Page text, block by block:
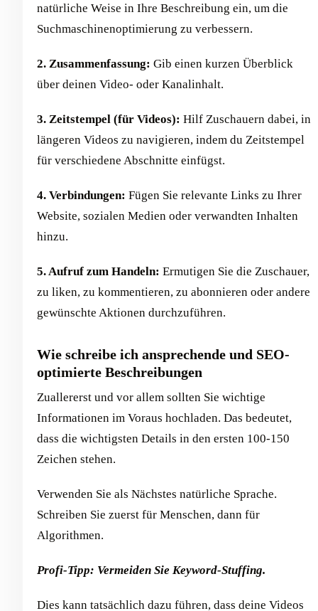
natürliche Weise in Ihre Beschreibung ein, um die
Suchmaschinenoptimierung zu verbessern.
2. Zusammenfassung: Gib einen kurzen Überblick
über deinen Video- oder Kanalinhalt.
3. Zeitstempel (für Videos): Hilf Zuschauern dabei, in
längeren Videos zu navigieren, indem du Zeitstempel
für verschiedene Abschnitte einfügst.
4. Verbindungen: Fügen Sie relevante Links zu Ihrer
Website, sozialen Medien oder verwandten Inhalten
hinzu.
5. Aufruf zum Handeln: Ermutigen Sie die Zuschauer,
zu liken, zu kommentieren, zu abonnieren oder andere
gewünschte Aktionen durchzuführen.
Wie schreibe ich ansprechende und SEO-
optimierte Beschreibungen
Zuallererst und vor allem sollten Sie wichtige
Informationen im Voraus hochladen. Das bedeutet,
dass die wichtigsten Details in den ersten 100-150
Zeichen stehen.
Verwenden Sie als Nächstes natürliche Sprache.
Schreiben Sie zuerst für Menschen, dann für
Algorithmen.
Profi-Tipp: Vermeiden Sie Keyword-Stuffing.
Dies kann tatsächlich dazu führen, dass deine Videos